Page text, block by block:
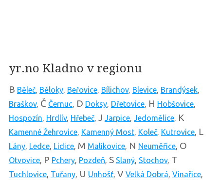
yr.no Kladno v regionu
B Běleč, Běloky, Beřovice, Bílichov, Blevice, Brandýsek,
Braškov, Č Černuc, D Doksy, Dřetovice, H Hobšovice,
Hospozín, Hrdlív, Hřebeč, J Jarpice, Jedomělice, K
Kamenné Žehrovice, Kamenný Most, Koleč, Kutrovice, L
Lány, Ledce, Lidice, M Malíkovice, N Neuměřice, O
Otvovice, P Pchery, Pozdeň, S Slaný, Stochov, T
Tuchlovice, Tuřany, U Unhošť, V Velká Dobrá, Vinařice,